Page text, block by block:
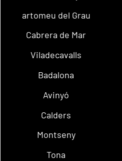
artomeu del Grau
Cabrera de Mar
Viladecavalls
Badalona
Avinyó
Calders
Montseny
Tona